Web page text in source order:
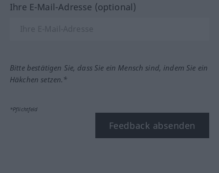
Ihre E-Mail-Adresse (optional)
Bitte bestätigen Sie, dass Sie ein Mensch sind, indem Sie ein
Häkchen setzen.*
*Pflichtfeld
Feedback absenden